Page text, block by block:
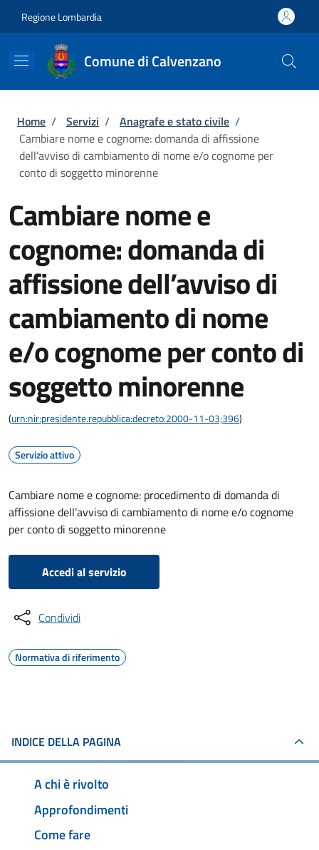
Regione Lombardia
Comune di Calvenzano
Briciole di pane
Home / Servizi / Anagrafe e stato civile /
Cambiare nome e cognome: domanda di affissione
dell’avviso di cambiamento di nome e/o cognome per
conto di soggetto minorenne
Cambiare nome e
cognome: domanda di
affissione dell’avviso di
cambiamento di nome
e/o cognome per conto di
soggetto minorenne
(urn:nir:presidente.repubblica:decreto:2000-11-03;396)
Servizio attivo
Cambiare nome e cognome: procedimento di domanda di
affissione dell’avviso di cambiamento di nome e/o cognome
per conto di soggetto minorenne
Accedi al servizio
Condividi
Normativa di riferimento
INDICE DELLA PAGINA
A chi è rivolto
Approfondimenti
Come fare